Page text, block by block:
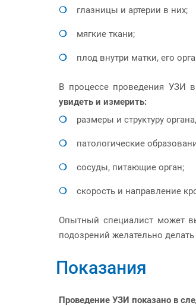
глазницы и артерии в них;
мягкие ткани;
плод внутри матки, его
В процессе проведения УЗИ
увидеть и измерить:
размеры и структуру
патологические
сосуды, питающие орган;
скорость и направление
Опытный специалист может
подозрений желательно
Показания
Проведение УЗИ показано в